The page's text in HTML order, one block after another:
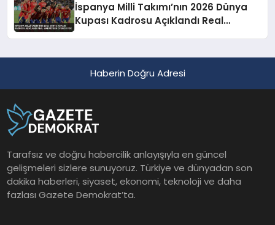
İspanya Milli Takımı’nın 2026 Dünya
Kupası Kadrosu Açıklandı Real
Haberin Doğru Adresi
Tarafsız ve doğru habercilik anlayışıyla en güncel
gelişmeleri sizlere sunuyoruz. Türkiye ve dünyadan son
dakika haberleri, siyaset, ekonomi, teknoloji ve daha
fazlası Gazete Demokrat’ta.